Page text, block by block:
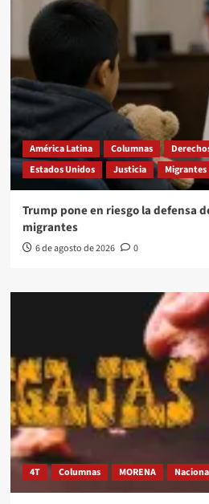
América Latina Columnas
Estados Unidos
Justicia Migrantes
Trump pone en riesgo la defensa
migrantes
6 de agosto de 2026 0
4T Columnas MORENA